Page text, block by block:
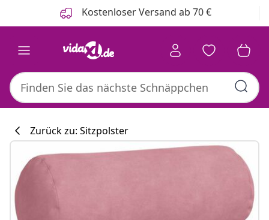
Kostenloser Versand ab 70 €
Zurück zu: Sitzpolster